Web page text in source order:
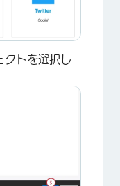
クトを選択し